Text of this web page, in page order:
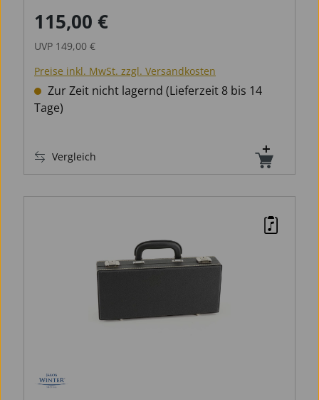
Verkaufspreis:
115,00 €
UVP 149,00 €
Preise inkl. MwSt. zzgl. Versandkosten
Zur Zeit nicht lagernd (Lieferzeit 8 bis 14
Tage)
Vergleich